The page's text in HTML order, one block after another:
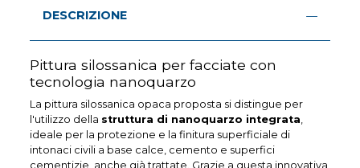
DESCRIZIONE
Pittura silossanica per facciate con
tecnologia nanoquarzo
La pittura silossanica opaca proposta si distingue per
l'utilizzo della struttura di nanoquarzo integrata
ideale per la protezione e la finitura superficiale di
intonaci civili a base calce, cemento e superfici
cementizie, anche già trattate. Grazie a questa innovativa